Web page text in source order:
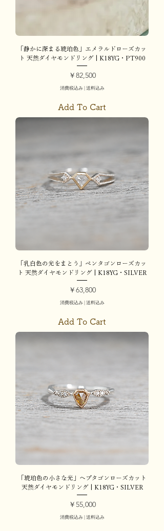
「静かに深まる琥珀色」エメラルドローズカッ
ト 天然ダイヤモンドリング | K18YG・PT900
価格
￥82,500
消費税込み|送料込み
Add To Cart
「乳白色の光をまとう」ペンタゴンローズカッ
ト 天然ダイヤモンドリング | K18YG・SILVER
価格
￥63,800
消費税込み|送料込み
Add To Cart
「琥珀色の小さな光」ヘプタゴンローズカット
天然ダイヤモンドリング | K18YG・SILVER
価格
￥55,000
消費税込み|送料込み